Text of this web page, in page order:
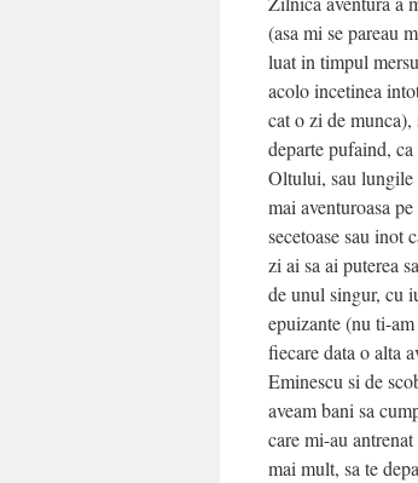
(asa mi se pareau
luat in timpul
acolo incetinea
cat o zi de munca),
departe pufaind,
Oltului, sau
mai aventuroasa
secetoase sau
zi ai sa ai puterea
de unul singur, cu
epuizante (nu ti-
fiecare data o alta
Eminescu si de
aveam bani sa
care mi-au
mai mult, sa te